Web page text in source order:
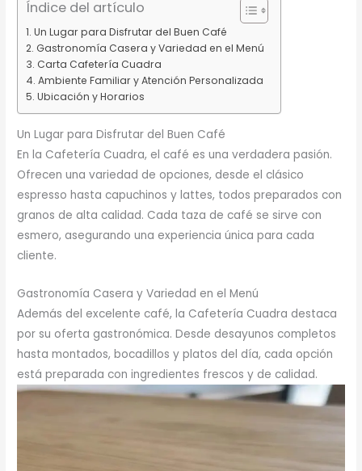
Índice del artículo
Un Lugar para Disfrutar del Buen Café
Gastronomía Casera y Variedad en el Menú
Carta Cafetería Cuadra
Ambiente Familiar y Atención Personalizada
Ubicación y Horarios
Un Lugar para Disfrutar del Buen Café
En la Cafetería Cuadra, el café es una verdadera pasión.
Ofrecen una variedad de opciones, desde el clásico
espresso hasta capuchinos y lattes, todos preparados con
granos de alta calidad. Cada taza de café se sirve con
esmero, asegurando una experiencia única para cada
cliente.
Gastronomía Casera y Variedad en el Menú
Además del excelente café, la Cafetería Cuadra destaca
por su oferta gastronómica. Desde desayunos completos
hasta montados, bocadillos y platos del día, cada opción
está preparada con ingredientes frescos y de calidad.